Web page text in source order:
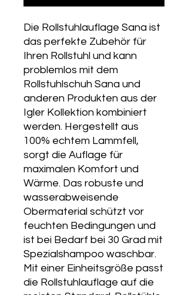
Die Rollstuhlauflage Sana ist
das perfekte Zubehör für
Ihren Rollstuhl und kann
problemlos mit dem
Rollstuhlschuh Sana und
anderen Produkten aus der
Igler Kollektion kombiniert
werden. Hergestellt aus
100% echtem Lammfell,
sorgt die Auflage für
maximalen Komfort und
Wärme. Das robuste und
wasserabweisende
Obermaterial schützt vor
feuchten Bedingungen und
ist bei Bedarf bei 30 Grad mit
Spezialshampoo waschbar.
Mit einer Einheitsgröße passt
die Rollstuhlauflage auf die